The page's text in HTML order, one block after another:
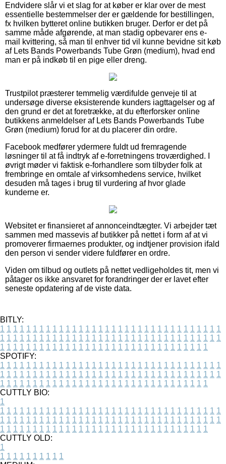
Endvidere slår vi et slag for at køber er klar over de mest
essentielle bestemmelser der er gældende for bestillingen,
fx hvilken bytteret online butikken bruger. Derfor er det på
samme måde afgørende, at man stadig opbevarer ens e-
mail kvittering, så man til enhver tid vil kunne bevidne sit køb
af Lets Bands Powerbands Tube Grøn (medium), hvad end
man er på indkøb til en pige eller dreng.
Trustpilot præsterer temmelig værdifulde genveje til at
undersøge diverse eksisterende kunders iagttagelser og af
den grund er det at foretrække, at du efterforsker online
butikkens anmeldelser af Lets Bands Powerbands Tube
Grøn (medium) forud for at du placerer din ordre.
Facebook medfører ydermere fuldt ud fremragende
løsninger til at få indtryk af e-forretningens troværdighed. I
øvrigt møder vi faktisk e-forhandlere som tilbyder folk at
frembringe en omtale af virksomhedens service, hvilket
desuden må tages i brug til vurdering af hvor glade
kunderne er.
Websitet er finansieret af annonceindtægter. Vi arbejder tæt
sammen med massevis af butikker på nettet i form af at vi
promoverer firmaernes produkter, og indtjener provision ifald
den person vi sender videre fuldfører en ordre.
Viden om tilbud og outlets på nettet vedligeholdes tit, men vi
påtager os ikke ansvaret for forandringer der er lavet efter
seneste opdatering af de viste data.
BITLY:
1 1 1 1 1 1 1 1 1 1 1 1 1 1 1 1 1 1 1 1 1 1 1 1 1 1 1 1 1 1 1 1 1 1
1 1 1 1 1 1 1 1 1 1 1 1 1 1 1 1 1 1 1 1 1 1 1 1 1 1 1 1 1 1 1 1 1 1
1 1 1 1 1 1 1 1 1 1 1 1 1 1 1 1 1 1 1 1 1 1 1 1 1 1 1 1 1 1 1 1
SPOTIFY:
1 1 1 1 1 1 1 1 1 1 1 1 1 1 1 1 1 1 1 1 1 1 1 1 1 1 1 1 1 1 1 1 1 1
1 1 1 1 1 1 1 1 1 1 1 1 1 1 1 1 1 1 1 1 1 1 1 1 1 1 1 1 1 1 1 1 1 1
1 1 1 1 1 1 1 1 1 1 1 1 1 1 1 1 1 1 1 1 1 1 1 1 1 1 1 1 1 1 1 1
CUTTLY BIO:
1
1 1 1 1 1 1 1 1 1 1 1 1 1 1 1 1 1 1 1 1 1 1 1 1 1 1 1 1 1 1 1 1 1 1
1 1 1 1 1 1 1 1 1 1 1 1 1 1 1 1 1 1 1 1 1 1 1 1 1 1 1 1 1 1 1 1 1 1
1 1 1 1 1 1 1 1 1 1 1 1 1 1 1 1 1 1 1 1 1 1 1 1 1 1 1 1 1 1 1 1
CUTTLY OLD:
1
1 1 1 1 1 1 1 1 1 1